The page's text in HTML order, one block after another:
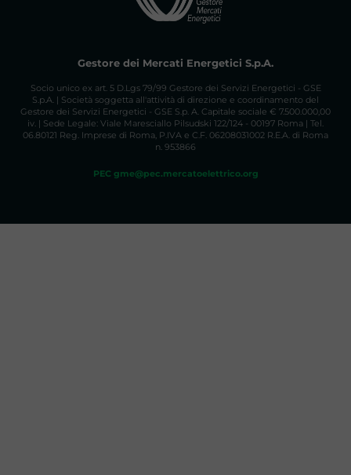
Gestore dei Mercati Energetici S.p.A.
Socio unico ex art. 5 D.Lgs 79/99 Gestore dei Servizi Energetici - GSE
S.p.A. | Società soggetta all'attività di direzione e coordinamento del
Gestore dei Servizi Energetici - GSE S.p. A. Capitale sociale € 7.500.000,00
iv. | Sede Legale: Viale Maresciallo Pilsudski 122/124 - 00197 Roma | Tel.
06.80121 Reg. Imprese di Roma, P.IVA e C.F. 06208031002 R.E.A. di Roma
n. 953866
PEC gme@pec.mercatoelettrico.org